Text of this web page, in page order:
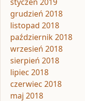
grudzień 2018
listopad 2018
październik 2018
wrzesień 2018
sierpień 2018
lipiec 2018
czerwiec 2018
maj 2018